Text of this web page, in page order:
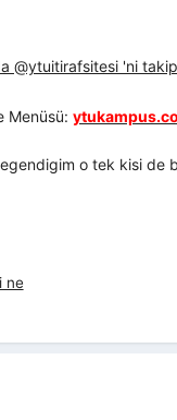
@ytuitirafsitesi 'ni
Menüsü:
o tek kisi de
ne